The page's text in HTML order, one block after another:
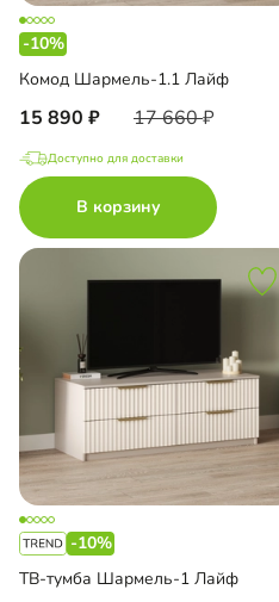
-10%
Комод Шармель-1.1 Лайф
15 890 17 660
Доступно для доставки
В корзину
-10%
ТВ-тумба Шармель-1 Лайф